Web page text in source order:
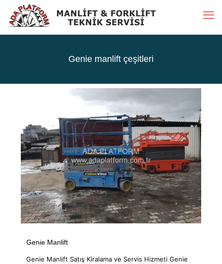
Genie manlift çeşitleri
Genie Manlift
Genie Manlift Satış Kiralama ve Servis Hizmeti Genie